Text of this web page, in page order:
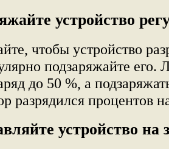
устройство
чтобы устройство
подзаряжайте его.
до 50 %, а
разрядился процентов
устройство на